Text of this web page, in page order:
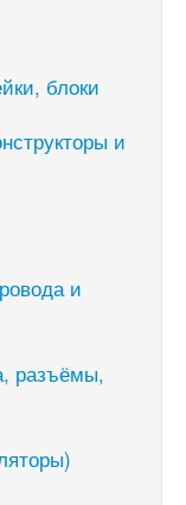
блоки
и
и
разъёмы,